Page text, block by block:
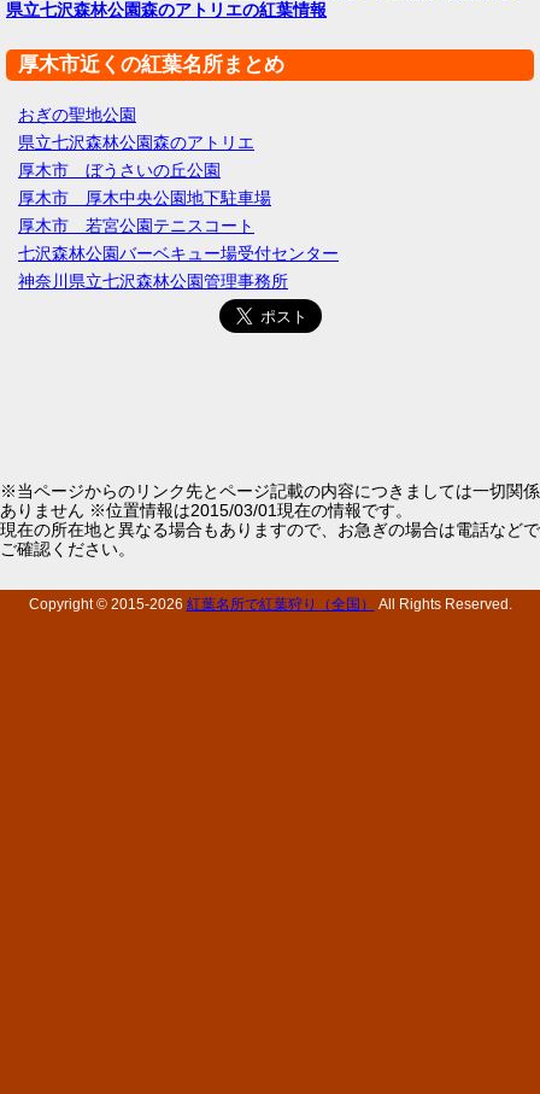
県立七沢森林公園森のアトリエの紅葉情報
厚木市近くの紅葉名所まとめ
おぎの聖地公園
県立七沢森林公園森のアトリエ
厚木市 ぼうさいの丘公園
厚木市 厚木中央公園地下駐車場
厚木市 若宮公園テニスコート
七沢森林公園バーベキュー場受付センター
神奈川県立七沢森林公園管理事務所
※当ページからのリンク先とページ記載の内容につきましては一切関係
ありません ※位置情報は2015/03/01現在の情報です。
現在の所在地と異なる場合もありますので、お急ぎの場合は電話などで
ご確認ください。
Copyright © 2015-2026 紅葉名所で紅葉狩り（全国） All Rights Reserved.